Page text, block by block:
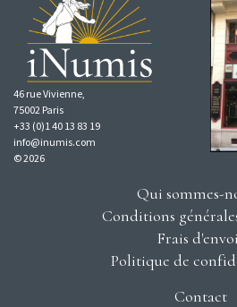
46 rue Vivienne,
75002 Paris
+33 (0)1 40 13 83 19
info@inumis.com
© 2026
Qui sommes-
Conditions
Frais
Politique de
Contact